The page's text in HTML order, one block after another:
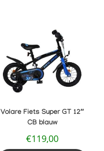
Volare Fiets Super GT 12″
CB blauw
€119,00